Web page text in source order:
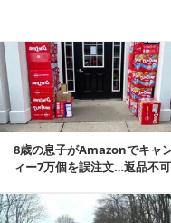
8歳の息子がAmazonでキャ
ィー7万個を誤注文…返品不
記事
記事